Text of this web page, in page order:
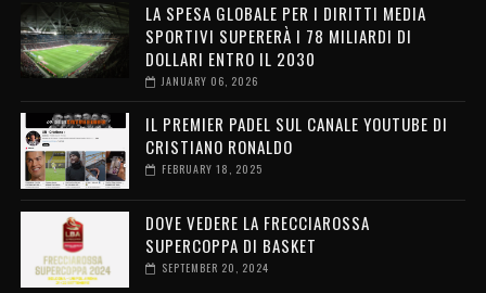
LA SPESA GLOBALE PER I DIRITTI MEDIA
SPORTIVI SUPERERÀ I 78 MILIARDI DI
DOLLARI ENTRO IL 2030
JANUARY 06, 2026
IL PREMIER PADEL SUL CANALE YOUTUBE DI
CRISTIANO RONALDO
FEBRUARY 18, 2025
DOVE VEDERE LA FRECCIAROSSA
SUPERCOPPA DI BASKET
SEPTEMBER 20, 2024